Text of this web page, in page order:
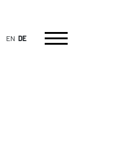
EN DE